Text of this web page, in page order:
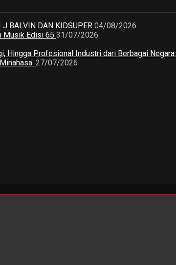
J BALVIN DAN KIDSUPER 04/08/2026
Musik Edisi 65 31/07/2026
Hingga Profesional Industri dari Berbagai Negara.
27/07/2026